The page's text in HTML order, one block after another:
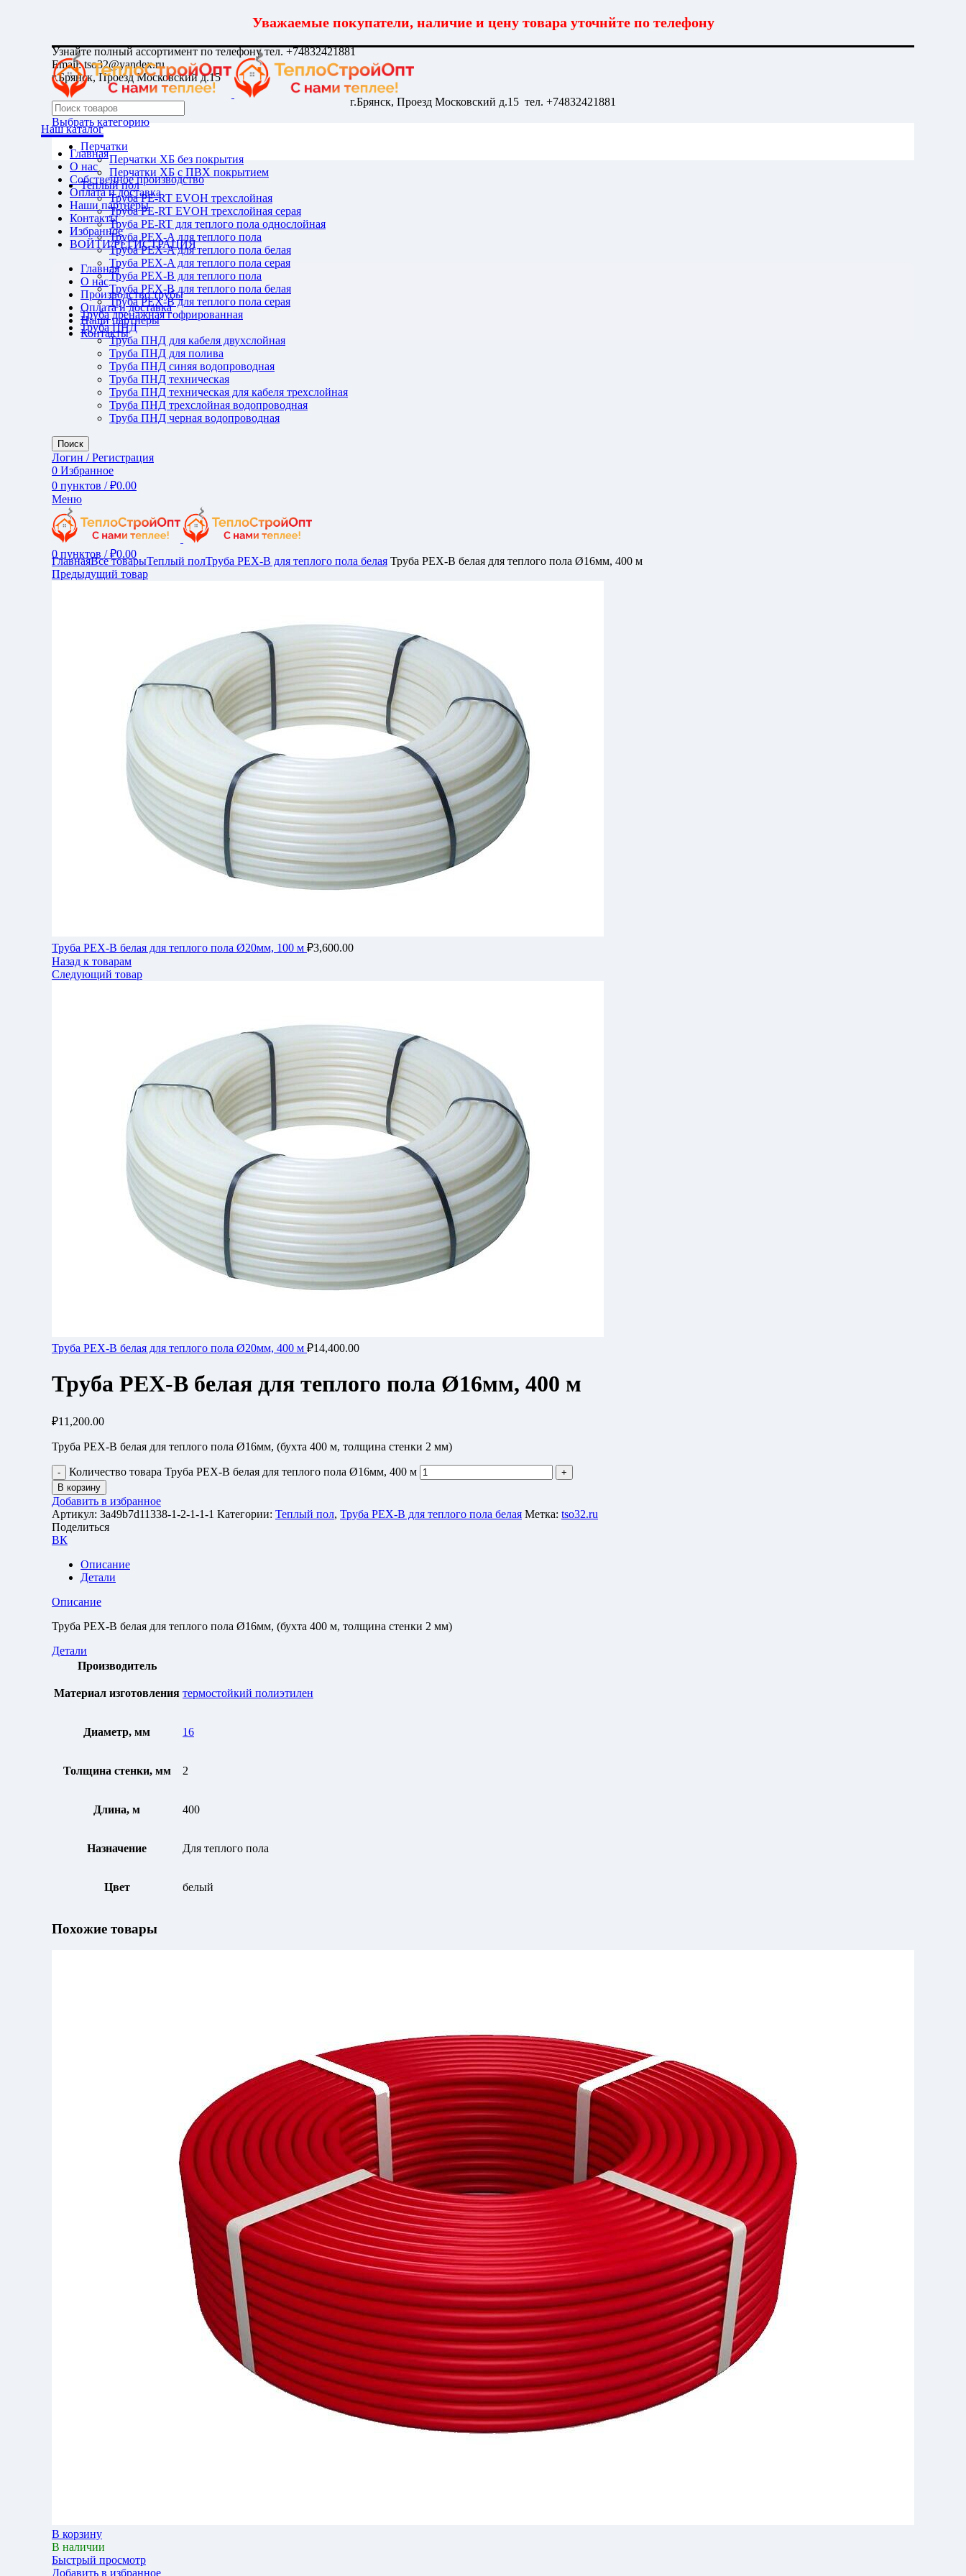
Уважаемые покупатели, наличие и цену товара уточнйте по телефону
Узнайте полный ассортимент по телефону тел. +74832421881
Email: tso32@yandex.ru
г.Брянск, Проезд Московский д.15
г.Брянск, Проезд Московский д.15 тел. +74832421881
Выбрать категорию
Перчатки
Перчатки ХБ без покрытия
Перчатки ХБ с ПВХ покрытием
Теплый пол
Труба PE-RT EVOH трехслойная
Труба PE-RT EVOH трехслойная серая
Труба PE-RT для теплого пола однослойная
Труба PEX-A для теплого пола
Труба PEX-A для теплого пола белая
Труба PEX-A для теплого пола серая
Труба PEX-B для теплого пола
Труба PEX-B для теплого пола белая
Труба PEX-B для теплого пола серая
Труба дренажная гофрированная
Труба ПНД
Труба ПНД для кабеля двухслойная
Труба ПНД для полива
Труба ПНД синяя водопроводная
Труба ПНД техническая
Труба ПНД техническая для кабеля трехслойная
Труба ПНД трехслойная водопроводная
Труба ПНД черная водопроводная
Поиск
Логин / Регистрация
0 Избранное
0 пунктов / ₽0.00
Меню
0 пунктов / ₽0.00
Наш каталог
Главная
О нас
Собственное производство
Оплата и доставка
Наши партнеры
Контакты
Избранное
ВОЙТИ/РЕГИСТРАЦИЯ
Главная
О нас
Производство трубы
Оплата и доставка
Наши партнеры
Контакты
Увеличить
ГлавнаяВсе товарыТеплый полТруба PEX-B для теплого пола белая Труба PEX-B белая для теплого пола Ø16мм, 400 м
Предыдущий товар
Труба PEX-B белая для теплого пола Ø20мм, 100 м ₽3,600.00
Назад к товарам
Следующий товар
Труба PEX-B белая для теплого пола Ø20мм, 400 м ₽14,400.00
Труба PEX-B белая для теплого пола Ø16мм, 400 м
₽11,200.00
Труба PEX-B белая для теплого пола Ø16мм, (бухта 400 м, толщина стенки 2 мм)
Количество товара Труба PEX-B белая для теплого пола Ø16мм, 400 м
В корзину
Добавить в избранное
Артикул: 3a49b7d11338-1-2-1-1-1 Категории: Теплый пол, Труба PEX-B для теплого пола белая Метка: tso32.ru
Поделиться
ВК
Описание
Детали
Описание
Труба PEX-B белая для теплого пола Ø16мм, (бухта 400 м, толщина стенки 2 мм)
Детали
Производитель
Материал изготовления термостойкий полиэтилен
Диаметр, мм 16
Толщина стенки, мм 2
Длина, м 400
Назначение Для теплого пола
Цвет белый
Похожие товары
В корзину
В наличии
Быстрый просмотр
Добавить в избранное